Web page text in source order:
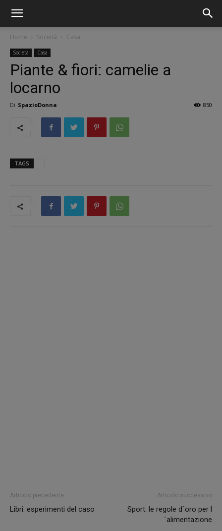
Home Società Casa
Società Casa
Piante & fiori: camelie a
locarno
Di SpazioDonna 850
TAGS
Articolo precedente
Libri: esperimenti del caso
Articolo successivo
Sport: le regole d´oro per l
´alimentazione